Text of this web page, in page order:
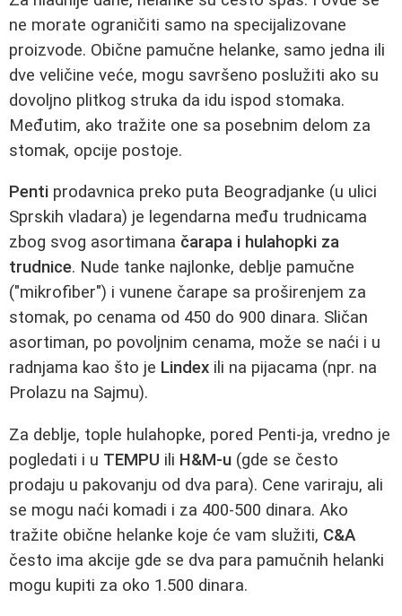
ne morate ograničiti samo na specijalizovane
proizvode. Obične pamučne helanke, samo jedna ili
dve veličine veće, mogu savršeno poslužiti ako su
dovoljno plitkog struka da idu ispod stomaka.
Međutim, ako tražite one sa posebnim delom za
stomak, opcije postoje.
Penti prodavnica preko puta Beogradjanke (u ulici
Sprskih vladara) je legendarna među trudnicama
zbog svog asortimana čarapa i hulahopki za
trudnice. Nude tanke najlonke, deblje pamučne
("mikrofiber") i vunene čarape sa proširenjem za
stomak, po cenama od 450 do 900 dinara. Sličan
asortiman, po povoljnim cenama, može se naći i u
radnjama kao što je Lindex ili na pijacama (npr. na
Prolazu na Sajmu).
Za deblje, tople hulahopke, pored Penti-ja, vredno je
pogledati i u TEMPU ili H&M-u (gde se često
prodaju u pakovanju od dva para). Cene variraju, ali
se mogu naći komadi i za 400-500 dinara. Ako
tražite obične helanke koje će vam služiti, C&A
često ima akcije gde se dva para pamučnih helanki
mogu kupiti za oko 1.500 dinara.